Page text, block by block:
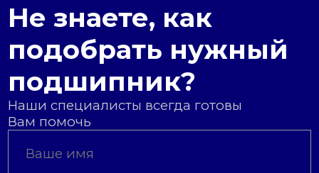
Не знаете, как
подобрать нужный
подшипник?
Наши специалисты всегда готовы
Вам помочь